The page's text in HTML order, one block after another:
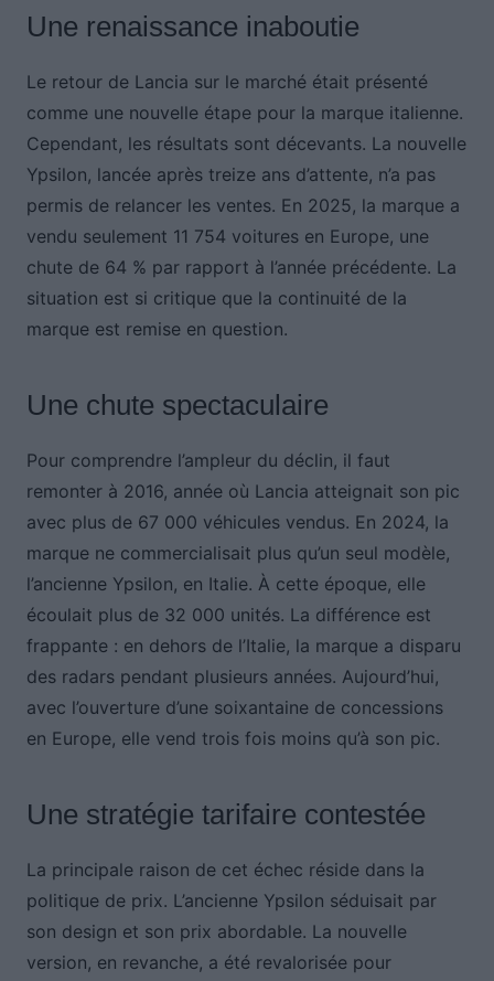
Une renaissance inaboutie
Le retour de Lancia sur le marché était présenté
comme une nouvelle étape pour la marque italienne.
Cependant, les résultats sont décevants. La nouvelle
Ypsilon, lancée après treize ans d’attente, n’a pas
permis de relancer les ventes. En 2025, la marque a
vendu seulement 11 754 voitures en Europe, une
chute de 64 % par rapport à l’année précédente. La
situation est si critique que la continuité de la
marque est remise en question.
Une chute spectaculaire
Pour comprendre l’ampleur du déclin, il faut
remonter à 2016, année où Lancia atteignait son pic
avec plus de 67 000 véhicules vendus. En 2024, la
marque ne commercialisait plus qu’un seul modèle,
l’ancienne Ypsilon, en Italie. À cette époque, elle
écoulait plus de 32 000 unités. La différence est
frappante : en dehors de l’Italie, la marque a disparu
des radars pendant plusieurs années. Aujourd’hui,
avec l’ouverture d’une soixantaine de concessions
en Europe, elle vend trois fois moins qu’à son pic.
Une stratégie tarifaire contestée
La principale raison de cet échec réside dans la
politique de prix. L’ancienne Ypsilon séduisait par
son design et son prix abordable. La nouvelle
version, en revanche, a été revalorisée pour